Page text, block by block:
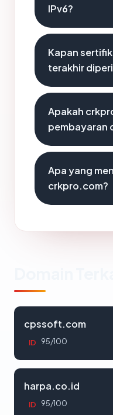
IPv6?
Kapan
terakhir
Apakah
pembayaran
Apa yang
crkpro.com?
cpssoft.com
ID 95/100
harpa.co.id
ID 95/100